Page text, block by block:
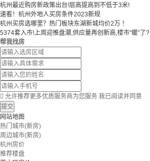
杭州最近购房新政策出台!层高提高到不低于3米!
速看！杭州外地人买房条件2023新规
杭州买房选哪里？热门板块东湖新城均价2万 ！
5374套入市!上周迎推盘潮,供应量再创新高,楼市“暖”了?
帮我找房
 允许推荐更多优质服务商为您服务 我已阅读并同意
提交
网站地图
热门城市(新房)
周边城市(新房)
杭州房价
推荐楼盘